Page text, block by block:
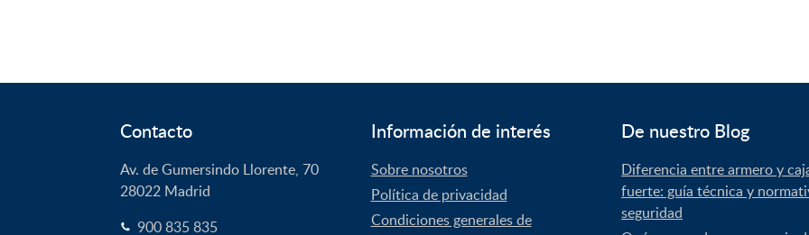
950,00€. 675,64€.
Contacto
Av. de Gumersindo Llorente, 70
28022 Madrid
900 835 835
Información de interés
Sobre nosotros
Política de privacidad
Condiciones generales de
De nuestro Blog
Diferencia entre armero y
fuerte: guía técnica y
seguridad